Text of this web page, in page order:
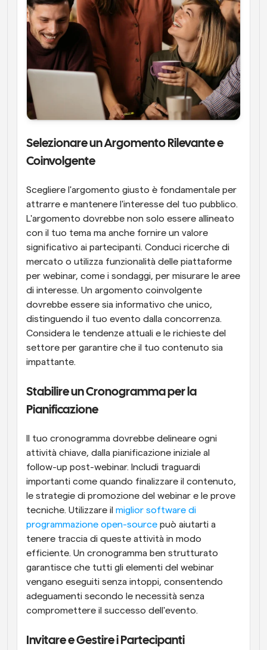
Selezionare un Argomento Rilevante e
Coinvolgente
Scegliere l'argomento giusto è fondamentale per
attrarre e mantenere l'interesse del tuo pubblico.
L'argomento dovrebbe non solo essere allineato
con il tuo tema ma anche fornire un valore
significativo ai partecipanti. Conduci ricerche di
mercato o utilizza funzionalità delle piattaforme
per webinar, come i sondaggi, per misurare le aree
di interesse. Un argomento coinvolgente
dovrebbe essere sia informativo che unico,
distinguendo il tuo evento dalla concorrenza.
Considera le tendenze attuali e le richieste del
settore per garantire che il tuo contenuto sia
impattante.
Stabilire un Cronogramma per la
Pianificazione
Il tuo cronogramma dovrebbe delineare ogni
attività chiave, dalla pianificazione iniziale al
follow-up post-webinar. Includi traguardi
importanti come quando finalizzare il contenuto,
le strategie di promozione del webinar e le prove
tecniche. Utilizzare il miglior software di
programmazione open-source può aiutarti a
tenere traccia di queste attività in modo
efficiente. Un cronogramma ben strutturato
garantisce che tutti gli elementi del webinar
vengano eseguiti senza intoppi, consentendo
adeguamenti secondo le necessità senza
compromettere il successo dell'evento.
Invitare e Gestire i Partecipanti